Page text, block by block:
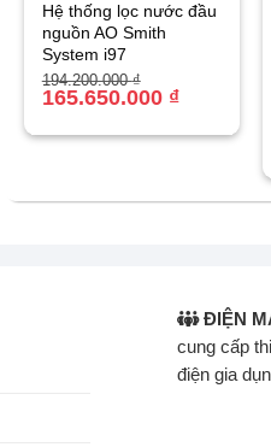
Hệ thống lọc nước đầu
nguồn AO Smith
System i97
194.200.000₫
Giá
gốc
là:
165.650.000 ₫
Giá
hiện
tại
165.650.000 ₫.
ĐIỆN
cung cấp
điện gia